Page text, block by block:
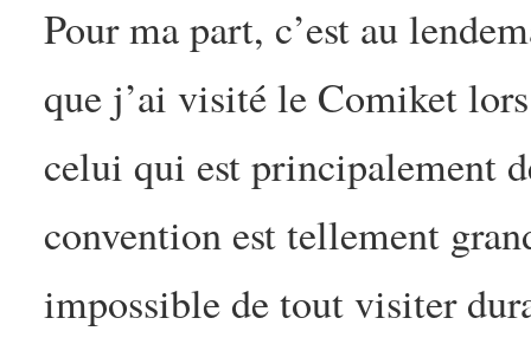
Pour ma part, c’est au
que j’ai visité le Comiket
celui qui est principalement
convention est tellement
impossible de tout visiter